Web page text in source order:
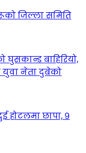
जिल्ला समिति
घुसकान्ड बाहिरियो,
युवा नेता दुबेको
होटलमा छापा, ९